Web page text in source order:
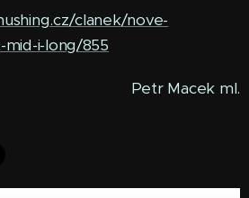
clanek/nove-
i-long/855
Petr Macek ml.